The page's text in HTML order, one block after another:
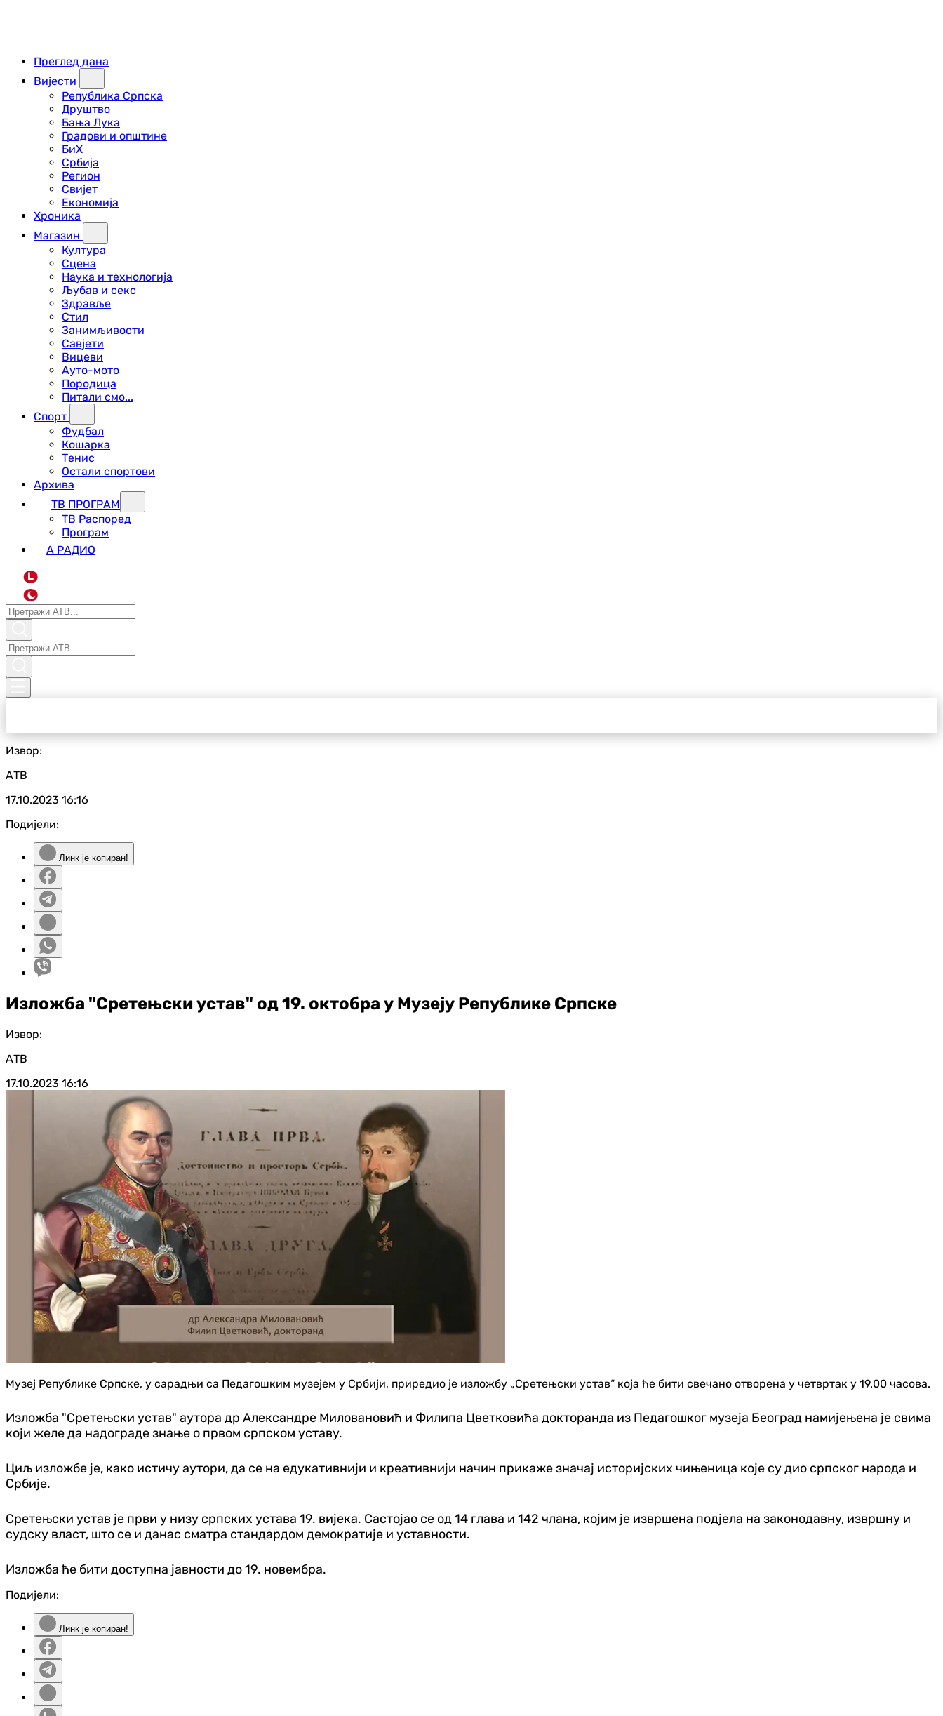
Преглед дана
Вијести
Република Српска
Друштво
Бања Лука
Градови и општине
БиХ
Србија
Регион
Свијет
Економија
Хроника
Магазин
Култура
Сцена
Наука и технологија
Љубав и секс
Здравље
Стил
Занимљивости
Савјети
Вицеви
Ауто-мото
Породица
Питали смо...
Спорт
Фудбал
Кошарка
Тенис
Остали спортови
Архива
ТВ ПРОГРАМ
ТВ Распоред
Програм
А РАДИО
L
Извор:
АТВ
17.10.2023 16:16
Подијели:
Линк је копиран!
Изложба "Сретењски устав" од 19. октобра у Музеју Републике Српске
Извор:
АТВ
17.10.2023 16:16
Музеј Републике Српске, у сарадњи са Педагошким музејем у Србији, приредио је изложбу „Сретењски устав“ која ће бити свечано отворена у четвртак у 19.00 часова.
Изложба "Сретењски устав" аутора др Александре Миловановић и Филипа Цветковића докторанда из Педагошког музеја Београд намијењена је свима
који желе да надограде знање о првом српском уставу.
Циљ изложбе је, како истичу аутори, да се на едукативнији и креативнији начин прикаже значај историјских чињеница које су дио српског народа и
Србије.
Сретењски устав је први у низу српских устава 19. вијека. Састојао се од 14 глава и 142 члана, којим је извршена подјела на законодавну, извршну и
судску власт, што се и данас сматра стандардом демократије и уставности.
Изложба ће бити доступна јавности до 19. новембра.
Подијели:
Линк је копиран!